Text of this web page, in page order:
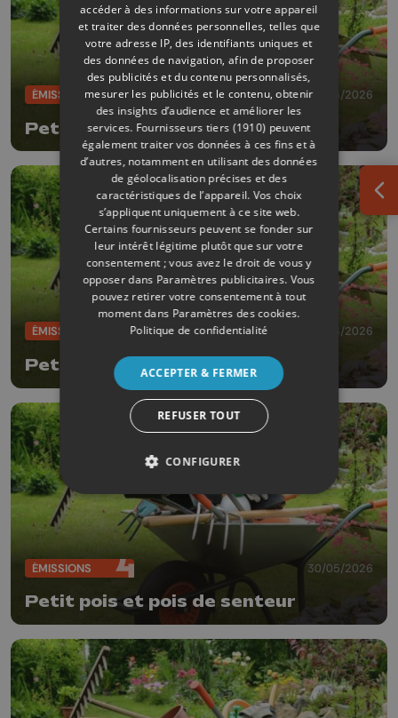
ÉMISSIONS 13/06/2026
Petit pois et pois de senteur
ÉMISSIONS 06/06/2026
Petit pois et pois de senteur
ÉMISSIONS 30/05/2026
Petit pois et pois de senteur
accéder à des informations sur votre appareil
et traiter des données personnelles, telles que
votre adresse IP, des identifiants uniques et
des données de navigation, afin de proposer
des publicités et du contenu personnalisés,
mesurer les publicités et le contenu, obtenir
des insights d’audience et améliorer les
services. Fournisseurs tiers (1910) peuvent
également traiter vos données à ces fins et à
d’autres, notamment en utilisant des données
de géolocalisation précises et des
caractéristiques de l’appareil. Vos choix
s’appliquent uniquement à ce site web.
Certains fournisseurs peuvent se fonder sur
leur intérêt légitime plutôt que sur votre
consentement ; vous avez le droit de vous y
opposer dans Paramètres publicitaires. Vous
pouvez retirer votre consentement à tout
moment dans Paramètres des cookies.
Politique de confidentialité
ACCEPTER & FERMER
REFUSER TOUT
CONFIGURER